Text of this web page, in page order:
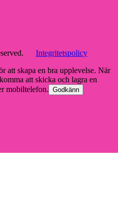
Integritetspolicy
att skapa en bra upplevelse. När
att skicka och lagra en
mobiltelefon. Godkänn